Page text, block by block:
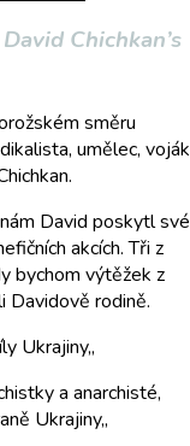
Chichkan’s
směru
umělec, voják
David poskytl své
akcích. Tři z
bychom výtěžek z
Davidově rodině.
Ukrajiny,,
a anarchisté,
Ukrajiny,,